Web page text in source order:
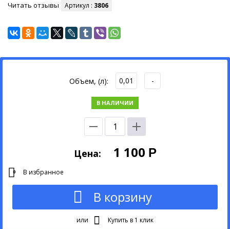
Читать отзывы Артикул : 3806
ПРОФЕССИОНАЛЬНАЯ
ЛИНИЯ
Объем, (л): 0,01 -
В НАЛИЧИИ
Цена: 1 100 Р
0 В избранное
В корзину
или Купить в 1 клик